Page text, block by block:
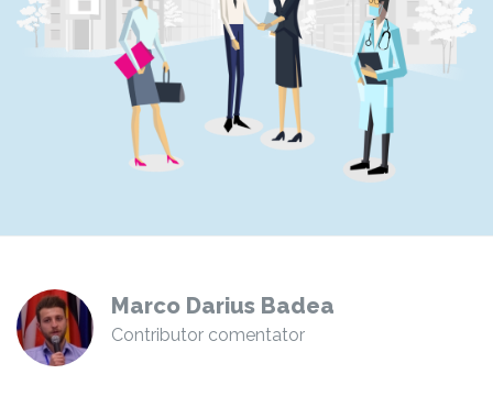
Marco Darius Badea
Contributor comentator